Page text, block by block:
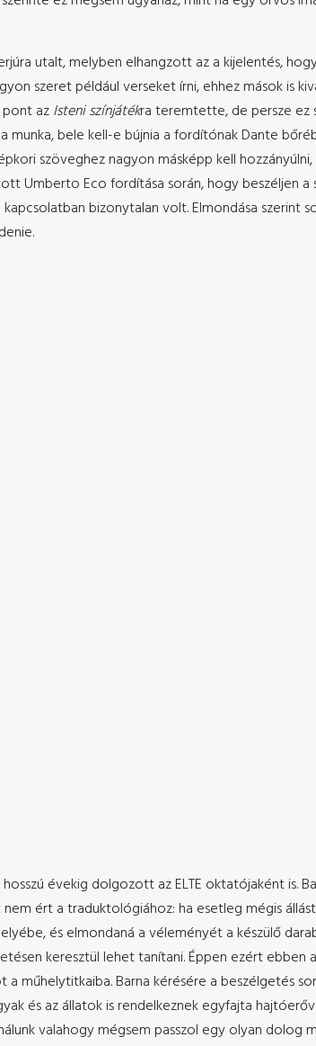
utalt, melyben elhangzott az a kijelentés,
szeret például verseket írni, ehhez mások is
azIsteni színjátékra teremtette, de persze ez
bele kell-e bújnia a fordítónak Dante
szöveghez nagyon másképp kell
Umberto Eco fordítása során, hogy beszéljen a
bizonytalan volt. Elmondása szerint
évekig dolgozott az ELTE oktatójaként is.
ért a traduktológiához: ha esetleg mégis
és elmondaná a véleményét a készülő
keresztül lehet tanítani. Éppen ezért
műhelytitkaiba. Barna kérésére a beszélgetés
és az állatok is rendelkeznek egyfajta
valahogy mégsem passzol egy olyan dolog